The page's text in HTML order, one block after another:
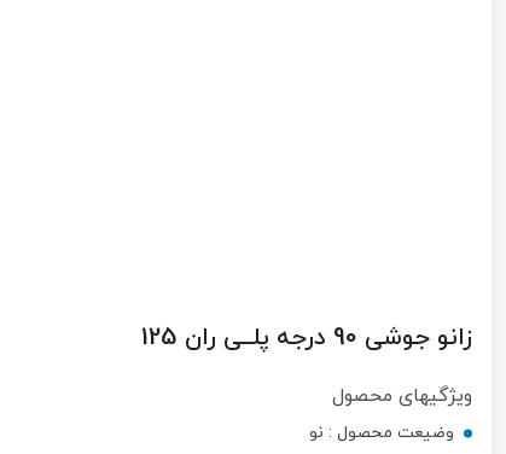
زانو جوشی 90 درجه پلــی ران 125
ویژگیهای محصول
وضیعت محصول : نو